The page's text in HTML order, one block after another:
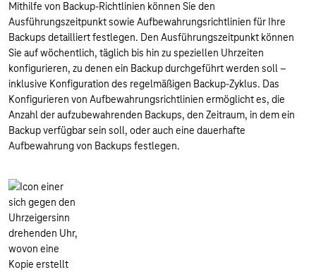
Mithilfe von Backup-Richtlinien können Sie den
Ausführungszeitpunkt sowie Aufbewahrungsrichtlinien für Ihre
Backups detailliert festlegen. Den Ausführungszeitpunkt können
Sie auf wöchentlich, täglich bis hin zu speziellen Uhrzeiten
konfigurieren, zu denen ein Backup durchgeführt werden soll –
inklusive Konfiguration des regelmäßigen Backup-Zyklus. Das
Konfigurieren von Aufbewahrungsrichtlinien ermöglicht es, die
Anzahl der aufzubewahrenden Backups, den Zeitraum, in dem ein
Backup verfügbar sein soll, oder auch eine dauerhafte
Aufbewahrung von Backups festlegen.